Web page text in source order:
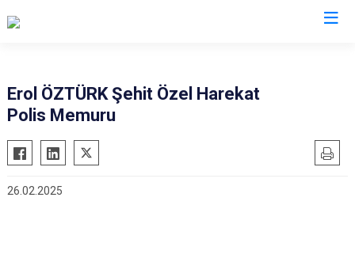
Erol ÖZTÜRK Şehit Özel Harekat
Polis Memuru
26.02.2025